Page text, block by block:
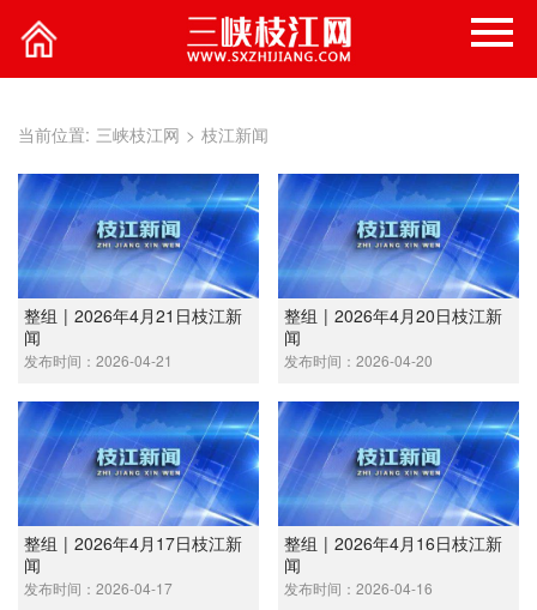
当前位置: 三峡枝江网 > 枝江新闻
整组 | 2026年4月21日枝江新
闻
发布时间：2026-04-21
整组 | 2026年4月20日枝江新
闻
发布时间：2026-04-20
整组 | 2026年4月17日枝江新
闻
发布时间：2026-04-17
整组 | 2026年4月16日枝江新
闻
发布时间：2026-04-16